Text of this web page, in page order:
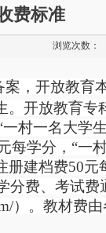
费标准
浏览次数：
，开放教育
开放教育专
村一名大学
每学分，“一
建档费50元
费、考试
）。教材费由